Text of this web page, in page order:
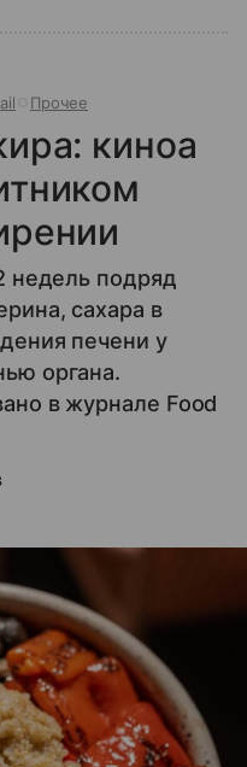
Прочее
киноа
недель подряд
сахара в
печени у
органа.
в журнале Food